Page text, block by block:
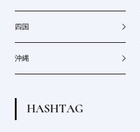
四国
沖縄
HASHTAG